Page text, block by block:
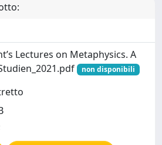
Lectures on Metaphysics. A
non disponibili